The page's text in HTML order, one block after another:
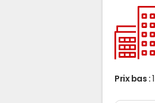
Prix bas :